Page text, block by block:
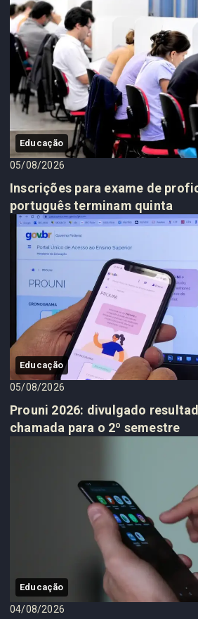
Educação
05/08/2026
Inscrições para exame de
português terminam quinta
Educação
05/08/2026
Prouni 2026: divulgado
chamada para o 2º semestre
Educação
04/08/2026